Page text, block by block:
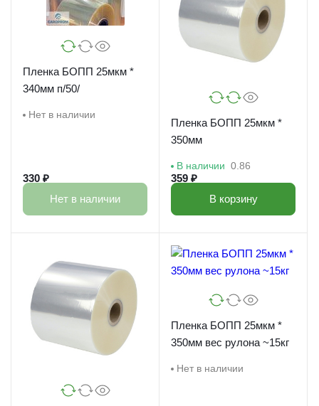
Пленка БОПП 25мкм *
340мм п/50/
Нет в наличии
330 ₽
Нет в наличии
Пленка БОПП 25мкм *
350мм
В наличии 0.86
359 ₽
В корзину
Пленка БОПП 25мкм *
350мм вес рулона ~15кг
Нет в наличии